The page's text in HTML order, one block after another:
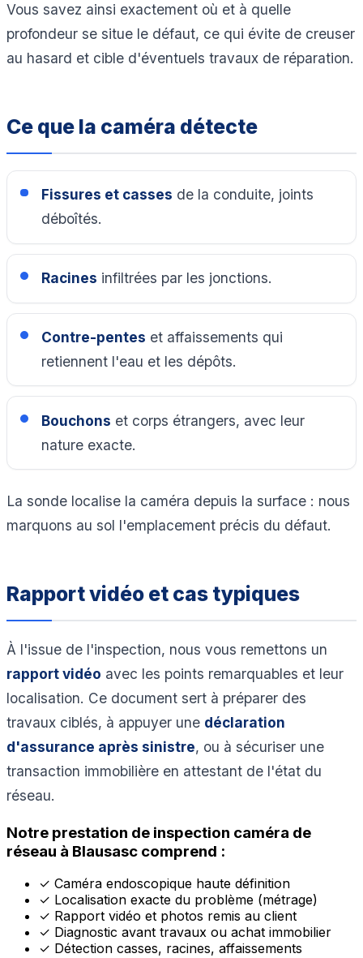
Vous savez ainsi exactement où et à quelle
profondeur se situe le défaut, ce qui évite de creuser
au hasard et cible d'éventuels travaux de réparation.
Ce que la caméra détecte
Fissures et casses de la conduite, joints
déboîtés.
Racines infiltrées par les jonctions.
Contre-pentes et affaissements qui
retiennent l'eau et les dépôts.
Bouchons et corps étrangers, avec leur
nature exacte.
La sonde localise la caméra depuis la surface : nous
marquons au sol l'emplacement précis du défaut.
Rapport vidéo et cas typiques
À l'issue de l'inspection, nous vous remettons un
rapport vidéo avec les points remarquables et leur
localisation. Ce document sert à préparer des
travaux ciblés, à appuyer une déclaration
d'assurance après sinistre, ou à sécuriser une
transaction immobilière en attestant de l'état du
réseau.
Notre prestation de inspection caméra de
réseau à Blausasc comprend :
✓ Caméra endoscopique haute définition
✓ Localisation exacte du problème (métrage)
✓ Rapport vidéo et photos remis au client
✓ Diagnostic avant travaux ou achat immobilier
✓ Détection casses, racines, affaissements